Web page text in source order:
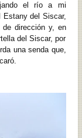
el río a mi
Estany del Siscar,
dirección y, en
del Siscar, por
una senda que,